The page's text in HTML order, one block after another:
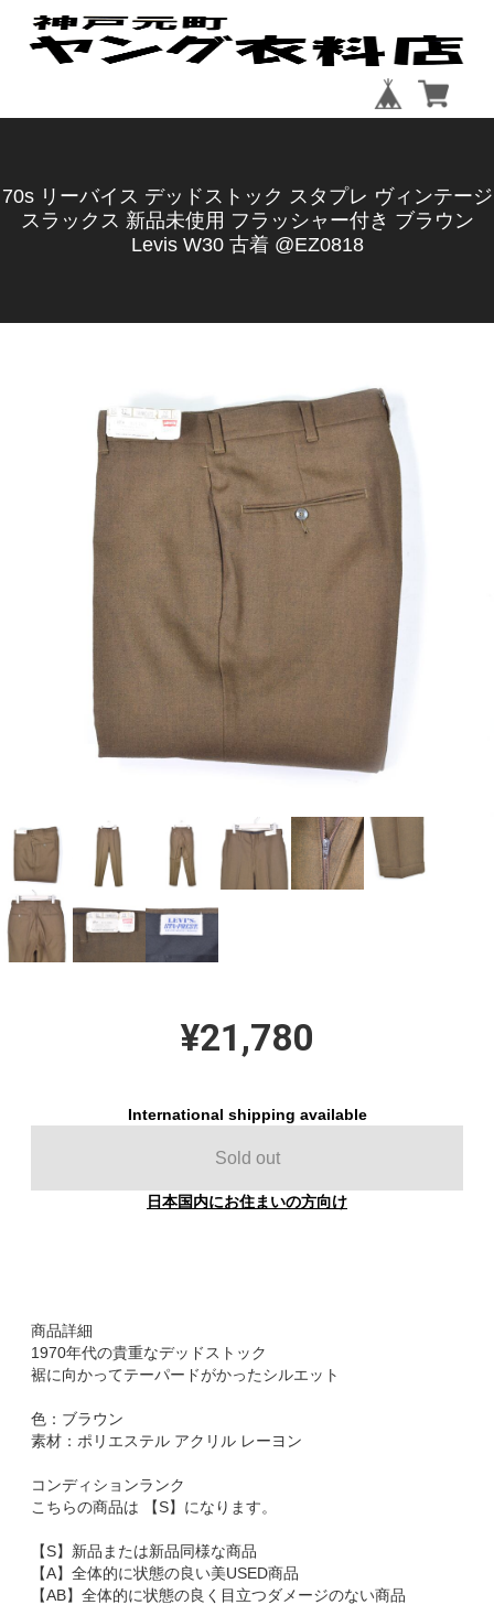
70s リーバイス デッドストック スタプレ ヴィンテージ
スラックス 新品未使用 フラッシャー付き ブラウン
Levis W30 古着 @EZ0818
¥21,780
International shipping available
Sold out
日本国内にお住まいの方向け
商品詳細
1970年代の貴重なデッドストック
裾に向かってテーパードがかったシルエット
色：ブラウン
素材：ポリエステル アクリル レーヨン
コンディションランク
こちらの商品は 【S】になります。
【S】新品または新品同様な商品
【A】全体的に状態の良い美USED商品
【AB】全体的に状態の良く目立つダメージのない商品